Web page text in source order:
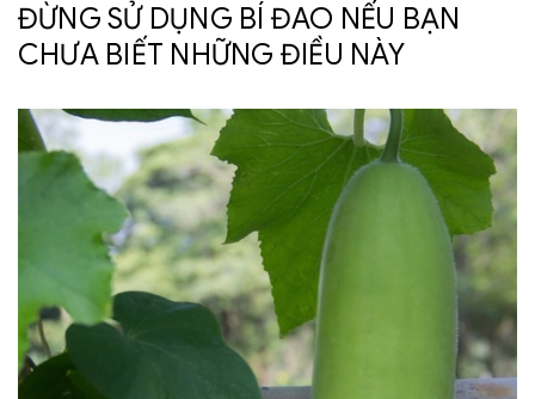
ĐỪNG SỬ DỤNG BÍ ĐAO NẾU BẠN
CHƯA BIẾT NHỮNG ĐIỀU NÀY